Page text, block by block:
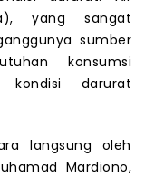
yang sangat
sumber
konsumsi
darurat
langsung oleh
Mardiono,